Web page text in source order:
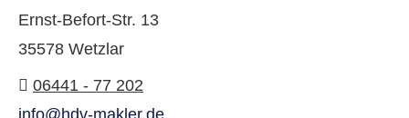
Ernst-Befort-Str. 13
35578 Wetzlar
06441 - 77 202
info@hdv-makler.de